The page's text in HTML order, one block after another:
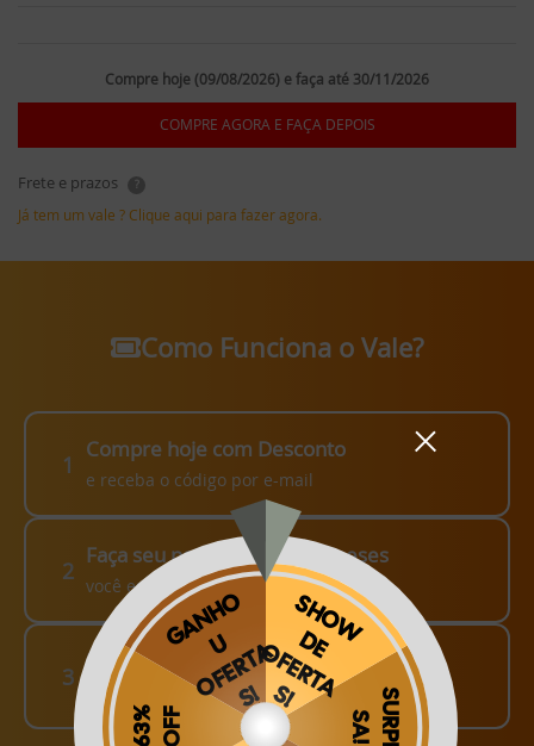
Compre hoje (09/08/2026) e faça até 30/11/2026
COMPRE AGORA E FAÇA DEPOIS
Frete e prazos ?
Já tem um vale ? Clique aqui para fazer agora.
Como Funciona o Vale?
1
Compre hoje com Desconto
e receba o código por e-mail
2
Faça seu pedido em até 3 meses
você escolhe como fazer!
3
Finalize o seu Pedido!
pague o Frete e receba em sua casa